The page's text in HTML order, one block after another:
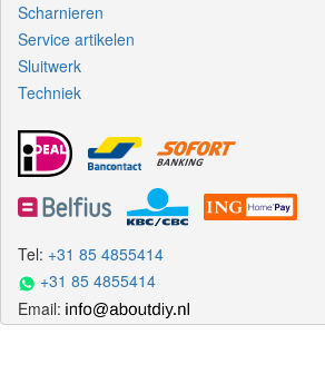
Scharnieren
Service artikelen
Sluitwerk
Techniek
Tel: +31 85 4855414
+31 85 4855414
Email: